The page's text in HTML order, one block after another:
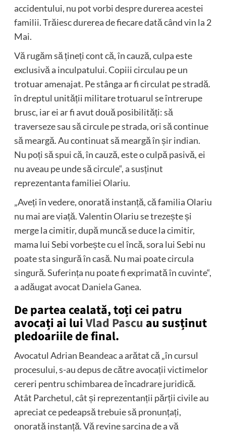
accidentului, nu pot vorbi despre durerea acestei
familii. Trăiesc durerea de fiecare dată când vin la 2
Mai.
Vă rugăm să țineți cont că, în cauză, culpa este
exclusivă a inculpatului. Copiii circulau pe un
trotuar amenajat. Pe stânga ar fi circulat pe stradă.
în dreptul unității militare trotuarul se întrerupe
brusc, iar ei ar fi avut două posibilități: să
traverseze sau să circule pe strada, ori să continue
să meargă. Au continuat să meargă în șir indian.
Nu poți să spui că, în cauză, este o culpă pasivă, ei
nu aveau pe unde să circule“, a susținut
reprezentanta familiei Olariu.
„Aveți în vedere, onorată instanță, că familia Olariu
nu mai are viață. Valentin Olariu se trezește și
merge la cimitir, după muncă se duce la cimitir,
mama lui Sebi vorbește cu el încă, sora lui Sebi nu
poate sta singură în casă. Nu mai poate circula
singură. Suferința nu poate fi exprimată în cuvinte“,
a adăugat avocat Daniela Ganea.
De partea cealată, toți cei patru
avocați ai luiVlad Pascu au susținut
pledoariile de final.
Avocatul Adrian Beandeac a arătat că „în cursul
procesului, s-au depus de către avocații victimelor
cereri pentru schimbarea de încadrare juridică.
Atât Parchetul, cât și reprezentanții părții civile au
apreciat ce pedeapsă trebuie să pronunțați,
onorată instanță. Vă revine sarcina de a vă